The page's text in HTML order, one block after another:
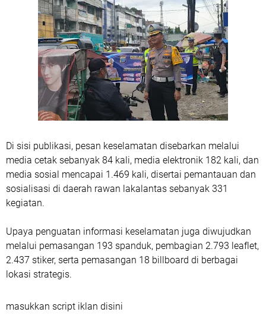
Di sisi publikasi, pesan keselamatan disebarkan melalui
media cetak sebanyak 84 kali, media elektronik 182 kali, dan
media sosial mencapai 1.469 kali, disertai pemantauan dan
sosialisasi di daerah rawan lakalantas sebanyak 331
kegiatan.
Upaya penguatan informasi keselamatan juga diwujudkan
melalui pemasangan 193 spanduk, pembagian 2.793 leaflet,
2.437 stiker, serta pemasangan 18 billboard di berbagai
lokasi strategis.
masukkan script iklan disini